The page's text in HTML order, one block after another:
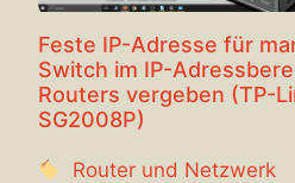
Feste IP-Adresse für
Switch im IP-
Routers vergeben (TP-
SG2008P)
Router und Netzwerk